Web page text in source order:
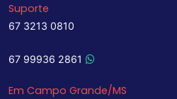
Suporte
67 3213 0810
67 99936 2861
Em Campo Grande/MS